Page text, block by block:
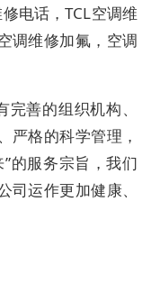
电话，TCL空调维
调维修加氟，空调
善的组织机构、
严格的科学管理，
的服务宗旨，我们
运作更加健康、